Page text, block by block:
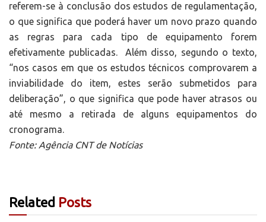
referem-se à conclusão dos estudos de regulamentação,
o que significa que poderá haver um novo prazo quando
as regras para cada tipo de equipamento forem
efetivamente publicadas. Além disso, segundo o texto,
“nos casos em que os estudos técnicos comprovarem a
inviabilidade do item, estes serão submetidos para
deliberação”, o que significa que pode haver atrasos ou
até mesmo a retirada de alguns equipamentos do
cronograma.
Fonte: Agência CNT de Notícias
Related Posts